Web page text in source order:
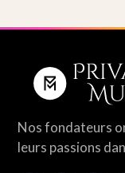
Nos fondateurs
leurs passions